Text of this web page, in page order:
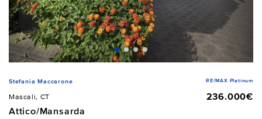
Stefania Maccarone RE/MAX Platinum
Mascali, CT
236.000€
Attico/Mansarda